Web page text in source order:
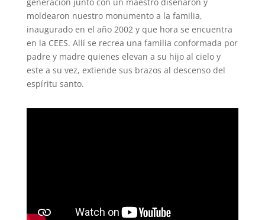
moldearon nuestro monumento a la familia,
inaugurado en el año 2002 y que hora se encuentra
en la CEES. Allí se recrea una familia conformada por
padre y madre quienes elevan a su hijo al cielo y
este a su vez, extiende sus brazos al descenso del
espíritu santo.